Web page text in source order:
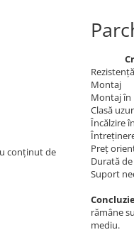
conținut de
Montaj
Montaj în
Clasă
Încălzire
Preț
Durată
Suport
rămâne
mediu.